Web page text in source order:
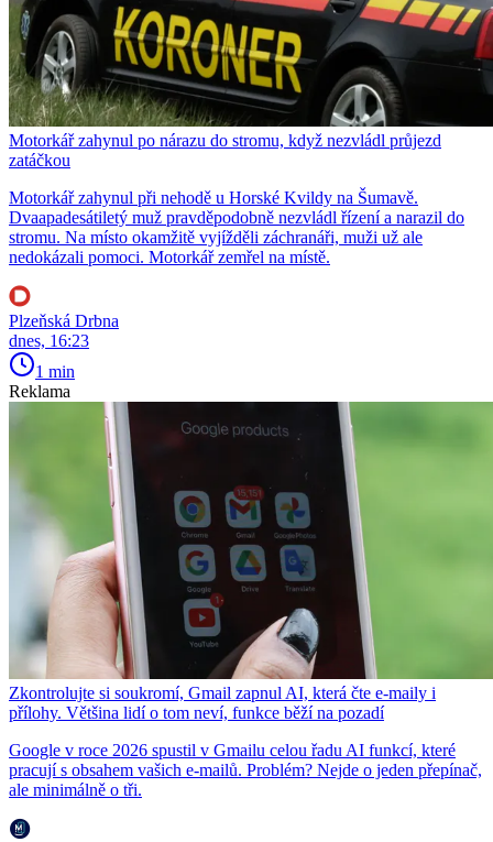
Motorkář zahynul po nárazu do stromu, když nezvládl průjezd
zatáčkou
Motorkář zahynul při nehodě u Horské Kvildy na Šumavě.
Dvaapadesátiletý muž pravděpodobně nezvládl řízení a narazil do
stromu. Na místo okamžitě vyjížděli záchranáři, muži už ale
nedokázali pomoci. Motorkář zemřel na místě.
Plzeňská Drbna
dnes, 16:23
1 min
Reklama
Zkontrolujte si soukromí, Gmail zapnul AI, která čte e-maily i
přílohy. Většina lidí o tom neví, funkce běží na pozadí
Google v roce 2026 spustil v Gmailu celou řadu AI funkcí, které
pracují s obsahem vašich e-mailů. Problém? Nejde o jeden přepínač,
ale minimálně o tři.